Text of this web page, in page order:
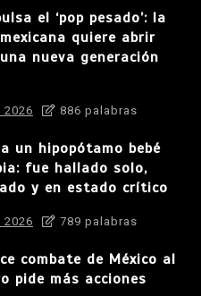
el ‘pop pesado’: la
quiere abrir
nueva generación
2026 886 palabras
un hipopótamo bebé
fue hallado solo,
y en estado crítico
2026 789 palabras
combate de México al
pide más acciones